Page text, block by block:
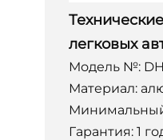
легковых
Модель №:
Материал:
Гарантия: 1